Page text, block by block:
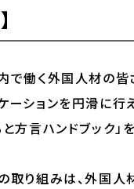
で働く外国人材の
ーションを円滑に行え
方言ハンドブック」
取り組みは、外国